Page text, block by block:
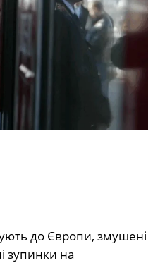
до Європи, змушені
зупинки на